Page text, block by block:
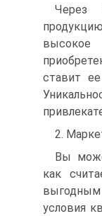
Через
ставит
2.
Вы
как
выгодным
условия